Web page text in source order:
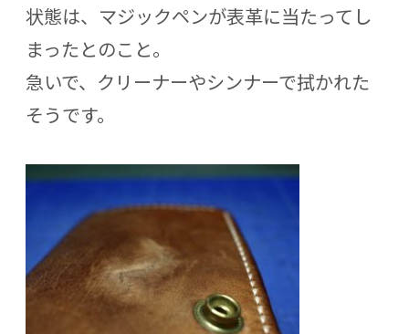
状態は、マジックペンが表革に当たってし
まったとのこと。
急いで、クリーナーやシンナーで拭かれた
そうです。